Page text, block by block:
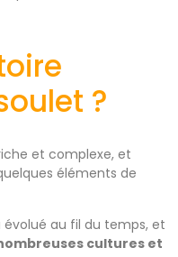
?
et complexe, et
éléments de
au fil du temps, et
cultures et